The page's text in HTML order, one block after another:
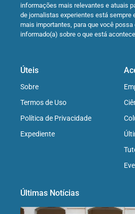
informações mais relevantes e atuais
de jornalistas experientes está sempre
mais importantes, para que você
informado(a) sobre o que está
Úteis
Sobre
Termos de Uso
Política de Privacidade
Expediente
Últimas Notícias